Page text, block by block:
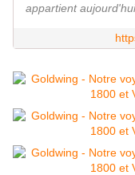
appartient aujourd'hui